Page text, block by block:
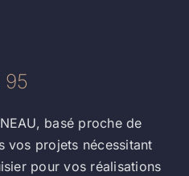
95
basé proche de
vos projets nécessitant
pour vos réalisations